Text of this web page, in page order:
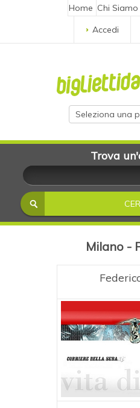
Home Chi Siamo
Accedi
Trova
Milano -